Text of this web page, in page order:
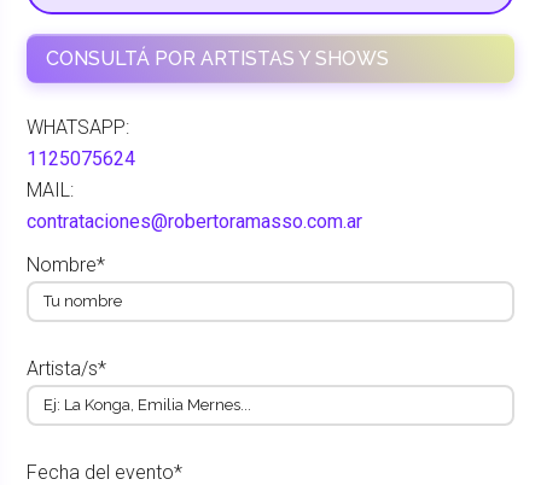
CONSULTÁ POR ARTISTAS Y SHOWS
WHATSAPP:
1125075624
MAIL:
contrataciones@robertoramasso.com.ar
Nombre*
Artista/s*
Fecha del evento*